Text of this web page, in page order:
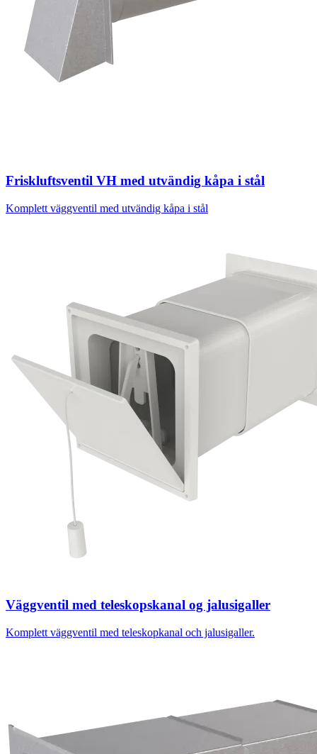
Friskluftsventil VH med utvändig kåpa i stål
Komplett väggventil med utvändig kåpa i stål
Väggventil med teleskopskanal og jalusigaller
Komplett väggventil med teleskopkanal och jalusigaller.